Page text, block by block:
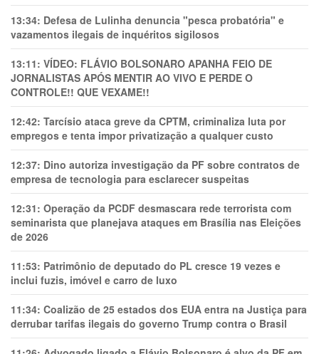
13:34: Defesa de Lulinha denuncia "pesca probatória" e
vazamentos ilegais de inquéritos sigilosos
13:11: VÍDEO: FLÁVIO BOLSONARO APANHA FEIO DE
JORNALISTAS APÓS MENTIR AO VIVO E PERDE O
CONTROLE!! QUE VEXAME!!
12:42: Tarcísio ataca greve da CPTM, criminaliza luta por
empregos e tenta impor privatização a qualquer custo
12:37: Dino autoriza investigação da PF sobre contratos de
empresa de tecnologia para esclarecer suspeitas
12:31: Operação da PCDF desmascara rede terrorista com
seminarista que planejava ataques em Brasília nas Eleições
de 2026
11:53: Patrimônio de deputado do PL cresce 19 vezes e
inclui fuzis, imóvel e carro de luxo
11:34: Coalizão de 25 estados dos EUA entra na Justiça para
derrubar tarifas ilegais do governo Trump contra o Brasil